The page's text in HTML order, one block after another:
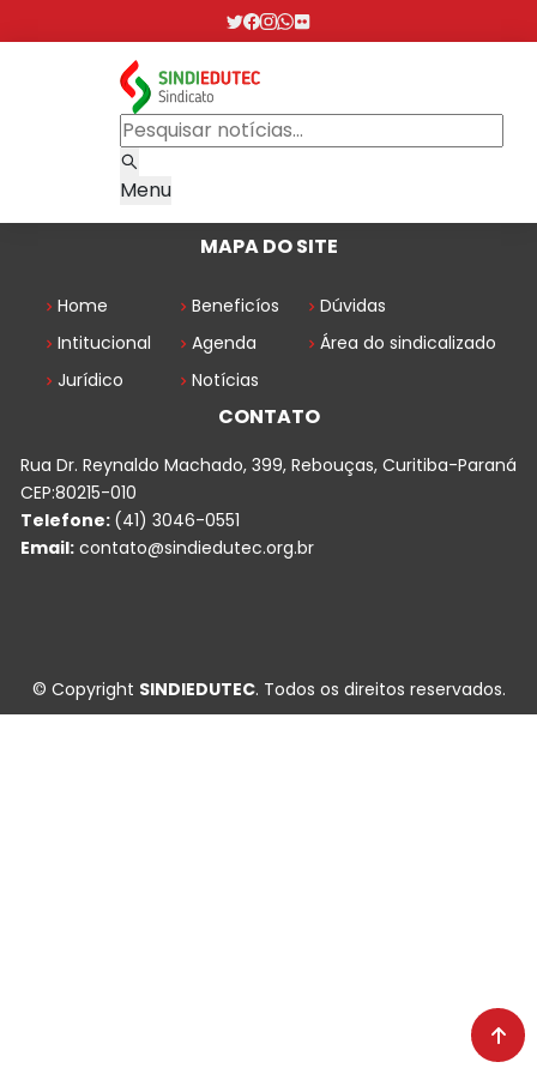
Menu
MAPA DO SITE
Home
Intitucional
Jurídico
Beneficíos
Agenda
Notícias
Dúvidas
Área do sindicalizado
CONTATO
Rua Dr. Reynaldo Machado, 399, Rebouças, Curitiba-Paraná
CEP:80215-010
Telefone: (41) 3046-0551
Email: contato@sindiedutec.org.br
© Copyright SINDIEDUTEC. Todos os direitos reservados.